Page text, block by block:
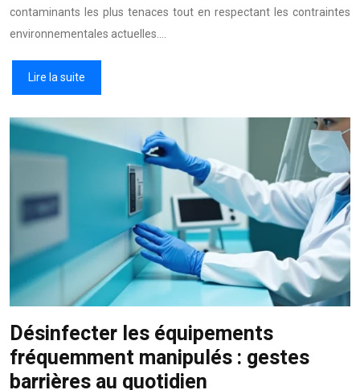
contaminants les plus tenaces tout en respectant les contraintes
environnementales actuelles….
Lire la suite
Désinfecter les équipements
fréquemment manipulés : gestes
barrières au quotidien